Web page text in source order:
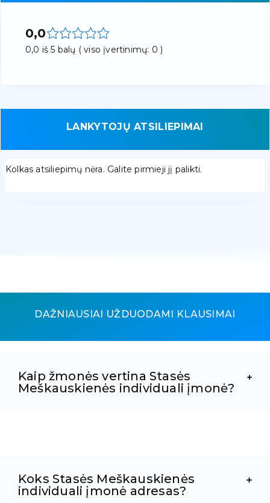
0,0
0,0 iš 5 balų ( viso įvertinimų: 0 )
LANKYTOJŲ ATSILIEPIMAI
Kolkas atsiliepimų nėra. Galite pirmieji jį palikti.
DAŽNIAUSIAI UŽDUODAMI KLAUSIMAI
Kaip žmonės vertina Stasės
Meškauskienės individuali įmonė?
Koks Stasės Meškauskienės
individuali įmonė adresas?